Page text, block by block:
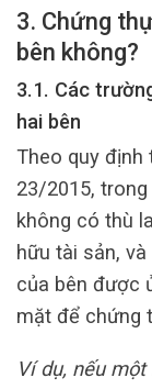
3. Chứng
bên không?
3.1. Các
hai bên
Theo quy định
23/2015,
không có thù
hữu tài sản,
của bên được
mặt để chứng
Ví dụ, nếu